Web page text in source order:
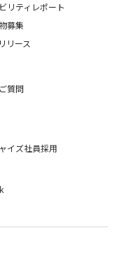
リティレポート
募集
リース
質問
イズ社員採用